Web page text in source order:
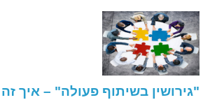
"גירושין בשיתוף פעולה" – איך